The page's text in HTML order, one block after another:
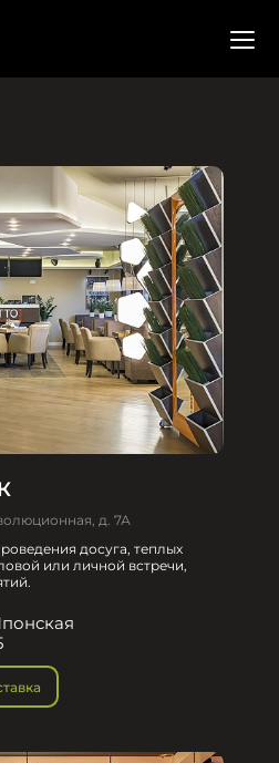
д. 7А
досуга, теплых
или личной встречи,